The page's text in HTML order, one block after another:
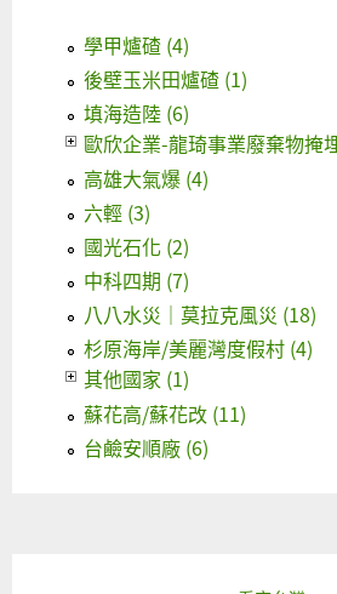
學甲爐碴 (4)
後壁玉米田爐碴 (1)
填海造陸 (6)
歐欣企業-龍琦事業廢棄物掩
高雄大氣爆 (4)
六輕 (3)
國光石化 (2)
中科四期 (7)
八八水災｜莫拉克風災 (18)
杉原海岸/美麗灣度假村 (4)
其他國家 (1)
蘇花高/蘇花改 (11)
台鹼安順廠 (6)